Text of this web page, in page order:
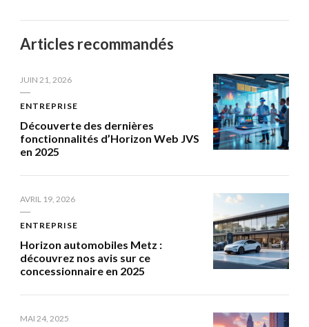
Articles recommandés
JUIN 21, 2026
ENTREPRISE
Découverte des dernières
fonctionnalités d’Horizon Web JVS
en 2025
AVRIL 19, 2026
ENTREPRISE
Horizon automobiles Metz :
découvrez nos avis sur ce
concessionnaire en 2025
MAI 24, 2025